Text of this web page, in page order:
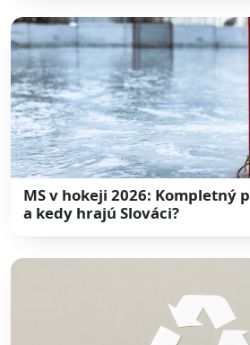
MS v hokeji 2026: Kompletný
a kedy hrajú Slováci?